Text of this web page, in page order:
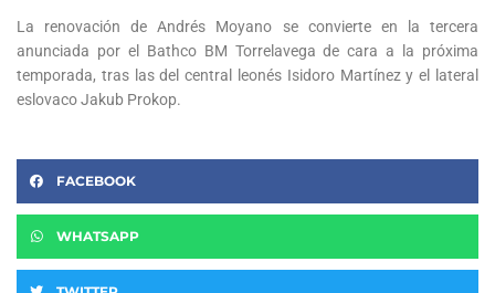
La renovación de Andrés Moyano se convierte en la tercera
anunciada por el Bathco BM Torrelavega de cara a la próxima
temporada, tras las del central leonés Isidoro Martínez y el lateral
eslovaco Jakub Prokop.
FACEBOOK
WHATSAPP